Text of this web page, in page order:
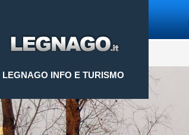
LEGNAGO INFO E TURISMO